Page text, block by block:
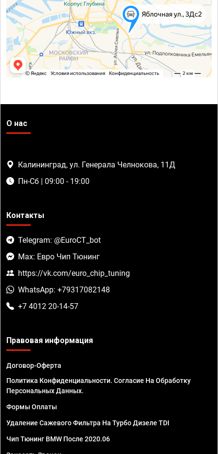
О нас
Калининград, ул. Генерала Челнокова, 11Д
Пн-Сб | 09:00 - 19:00
Контакты
Telegram: @EuroCT_bot
Max: Евро Чип Тюнинг
https://vk.com/euro_chip_tuning
WhatsApp: +79317082148
+7 4012 20-14-57
Правовая информация
Договор-Оферта
Политика Конфиденциальности. Согласие На Обработку
Персональных Данных.
Формы Оплаты
Удаление Сажевого Фильтра На Турбо Дизеле TDI
Чип Тюнинг BMW После 2020.06